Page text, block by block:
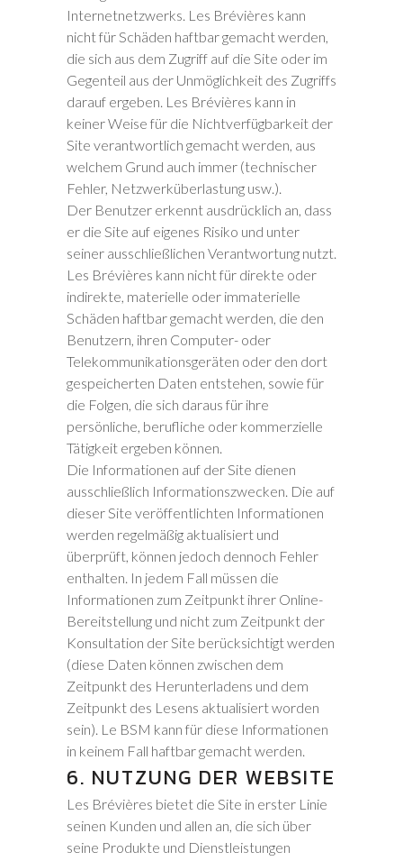
Internetnetzwerks. Les Brévières kann
nicht für Schäden haftbar gemacht werden,
die sich aus dem Zugriff auf die Site oder im
Gegenteil aus der Unmöglichkeit des Zugriffs
darauf ergeben. Les Brévières kann in
keiner Weise für die Nichtverfügbarkeit der
Site verantwortlich gemacht werden, aus
welchem Grund auch immer (technischer
Fehler, Netzwerküberlastung usw.).
Der Benutzer erkennt ausdrücklich an, dass
er die Site auf eigenes Risiko und unter
seiner ausschließlichen Verantwortung nutzt.
Les Brévières kann nicht für direkte oder
indirekte, materielle oder immaterielle
Schäden haftbar gemacht werden, die den
Benutzern, ihren Computer- oder
Telekommunikationsgeräten oder den dort
gespeicherten Daten entstehen, sowie für
die Folgen, die sich daraus für ihre
persönliche, berufliche oder kommerzielle
Tätigkeit ergeben können.
Die Informationen auf der Site dienen
ausschließlich Informationszwecken. Die auf
dieser Site veröffentlichten Informationen
werden regelmäßig aktualisiert und
überprüft, können jedoch dennoch Fehler
enthalten. In jedem Fall müssen die
Informationen zum Zeitpunkt ihrer Online-
Bereitstellung und nicht zum Zeitpunkt der
Konsultation der Site berücksichtigt werden
(diese Daten können zwischen dem
Zeitpunkt des Herunterladens und dem
Zeitpunkt des Lesens aktualisiert worden
sein). Le BSM kann für diese Informationen
in keinem Fall haftbar gemacht werden.
6. NUTZUNG DER WEBSITE
Les Brévières bietet die Site in erster Linie
seinen Kunden und allen an, die sich über
seine Produkte und Dienstleistungen